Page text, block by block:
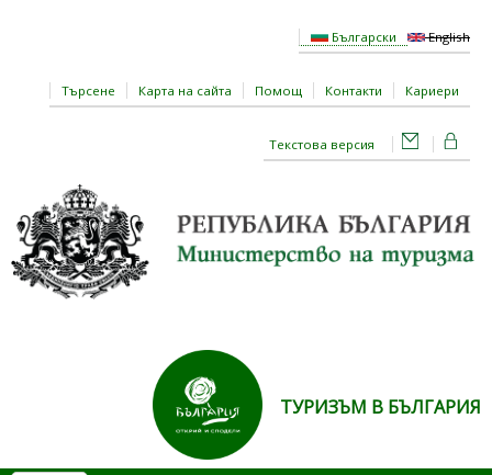
Български English
Търсене Карта на сайта Помощ Контакти Кариери
Текстова версия
ТУРИЗЪМ В БЪЛГАРИЯ